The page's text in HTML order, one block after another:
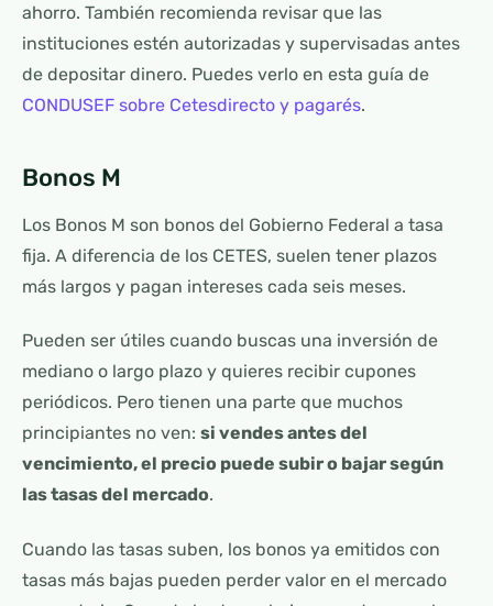
ahorro. También recomienda revisar que las
instituciones estén autorizadas y supervisadas antes
de depositar dinero. Puedes verlo en esta guía de
CONDUSEF sobre Cetesdirecto y pagarés.
Bonos M
Los Bonos M son bonos del Gobierno Federal a tasa
fija. A diferencia de los CETES, suelen tener plazos
más largos y pagan intereses cada seis meses.
Pueden ser útiles cuando buscas una inversión de
mediano o largo plazo y quieres recibir cupones
periódicos. Pero tienen una parte que muchos
principiantes no ven: si vendes antes del
vencimiento, el precio puede subir o bajar según
las tasas del mercado.
Cuando las tasas suben, los bonos ya emitidos con
tasas más bajas pueden perder valor en el mercado